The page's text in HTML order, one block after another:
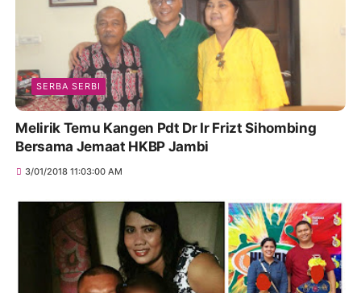
SERBA SERBI
Melirik Temu Kangen Pdt Dr Ir Frizt Sihombing
Bersama Jemaat HKBP Jambi
3/01/2018 11:03:00 AM